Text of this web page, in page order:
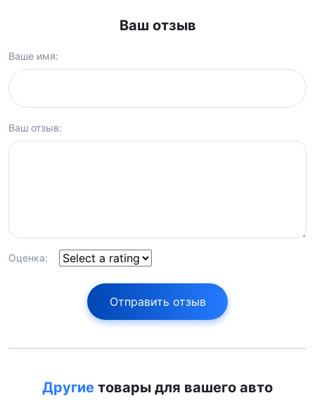
Ваш отзыв
Ваше имя:
Ваш отзыв:
Оценка:
Отправить отзыв
Другие товары для вашего авто